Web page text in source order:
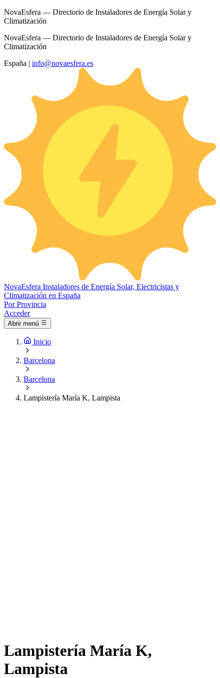
NovaEsfera — Directorio de Instaladores de Energía Solar y
Climatización
NovaEsfera — Directorio de Instaladores de Energía Solar y
Climatización
España | info@novaesfera.es
NovaEsfera Instaladores de Energía Solar, Electricistas y
Climatización en España
Por Provincia
Acceder
Abrir menú
Inicio
Barcelona
Barcelona
Lampistería María K, Lampista
Lampistería María K,
Lampista